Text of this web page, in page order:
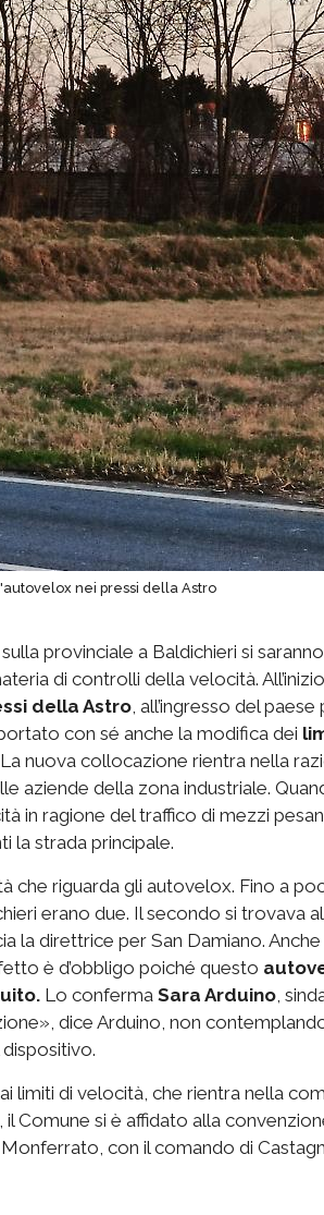
nei pressi della Astro
provinciale a Baldichieri si
di controlli della velocità.
della Astro , all’ingresso del
con sé anche la modifica dei
nuova collocazione rientra nella
aziende della zona industriale.
in ragione del traffico di mezzi
la strada principale.
che riguarda gli autovelox. Fino a
erano due. Il secondo si trovava
la direttrice per San Damiano.
è d’obbligo poiché questo
Lo conferma Sara Arduino ,
dice Arduino, non
limiti di velocità, che rientra nella
il Comune si è affidato alla
con il comando di